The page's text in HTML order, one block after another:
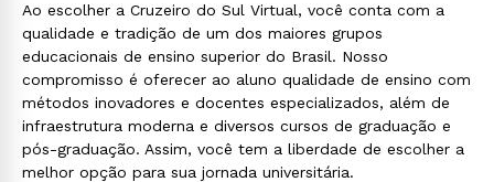
Ao escolher a Cruzeiro do Sul Virtual, você conta com a
qualidade e tradição de um dos maiores grupos
educacionais de ensino superior do Brasil. Nosso
compromisso é oferecer ao aluno qualidade de ensino com
métodos inovadores e docentes especializados, além de
infraestrutura moderna e diversos cursos de graduação e
pós-graduação. Assim, você tem a liberdade de escolher a
melhor opção para sua jornada universitária.